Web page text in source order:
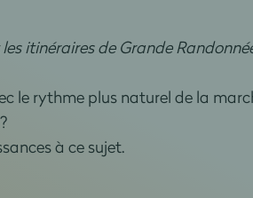
itinéraires de Grande
le rythme plus naturel de la
à ce sujet.